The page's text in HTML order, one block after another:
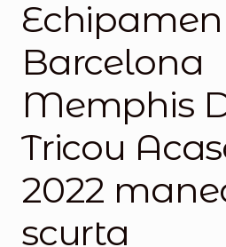
Magazinul
Barcelona
Memphis
Tricou
2022
scurta